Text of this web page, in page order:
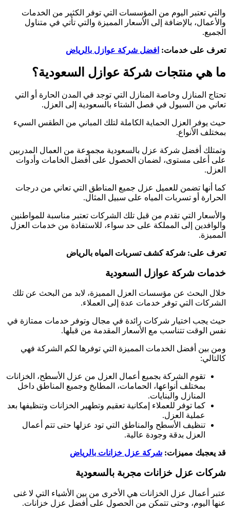
والتي تعتبر اليوم من المؤسسات التي توفر الكثير من الخدمات
والأعمال، بالإضافة إلى الأسعار المميزة والتي تأتي في متناول
الجميع.
تعرف على خدمات: افضل شركة عوازل بالرياض
ما هي منتجات شركة عوازل السعودية؟
تحتاج المنازل وخاصة المنازل التي توجد في المدن الحارة أو التي
تعاني من السيول في فصل الشتاء بالسعودية إلى العزل.
حيث يوفر العزل الحماية الكاملة لتلك المباني من الطقس السيء
بمختلف الأنواع.
وتمتلك أفضل شركة عزل بالسعودية مجموعة من العمال المدربين
على أعلى مستوى، لضمان الحصول على أفضل الخامات وأدوات
العزل.
كما أنها تضمن للعميل عزل جميع المناطق التي تعاني من درجات
الحرارة أو تسربات المياه على سبيل المثال.
والأسعار التي تقدم من قبل تلك الشركات تعتبر مناسبة للمواطنين
والوافدين إلى المملكة على حد سواء، للاستفادة من خدمات العزل
المميزة.
تعرف على: شركة كشف تسربات المياه بالرياض
خدمات شركة عوازل السعودية
خلال البحث عن مؤسسات العزل المميزة، لابد من البحث عن تلك
الشركات التي توفر خدمات عدة إلى العملاء.
حيث يجب اختيار شركات رائدة في مجال وتوفر خدمات ممتازة في
نفس الوقت تتناسب مع الأسعار المقدمة من قبلها.
ومن بين أفضل الخدمات المميزة التي توفرها لكم الشركة فهي
كالتالي:
تقوم الشركة بجميع أعمال العزل من عزل الأسطح، الخزانات
بمختلف أنواعها، الحمامات، المطابخ وجميع المناطق داخل
المنازل والبنايات.
كما توفر للعملاء إمكانية تعقيم وتطهير الخزانات وتنظيفها بعد
عملية العزل.
تنظيف الأسطح والمناطق التي تود عزلها حتى تتم أعمال
العزل بدقة وجودة عالية.
قد يعجبك مميزات: شركة عزل خزانات بالرياض
شركات عزل خزانات مجربة بالسعودية
عتبر أعمال عزل الخزانات هي الأخرى من بين الأشياء التي لا غنى
عنها اليوم، وحتى تتمكن من الحصول على أفضل عزل خزانات.